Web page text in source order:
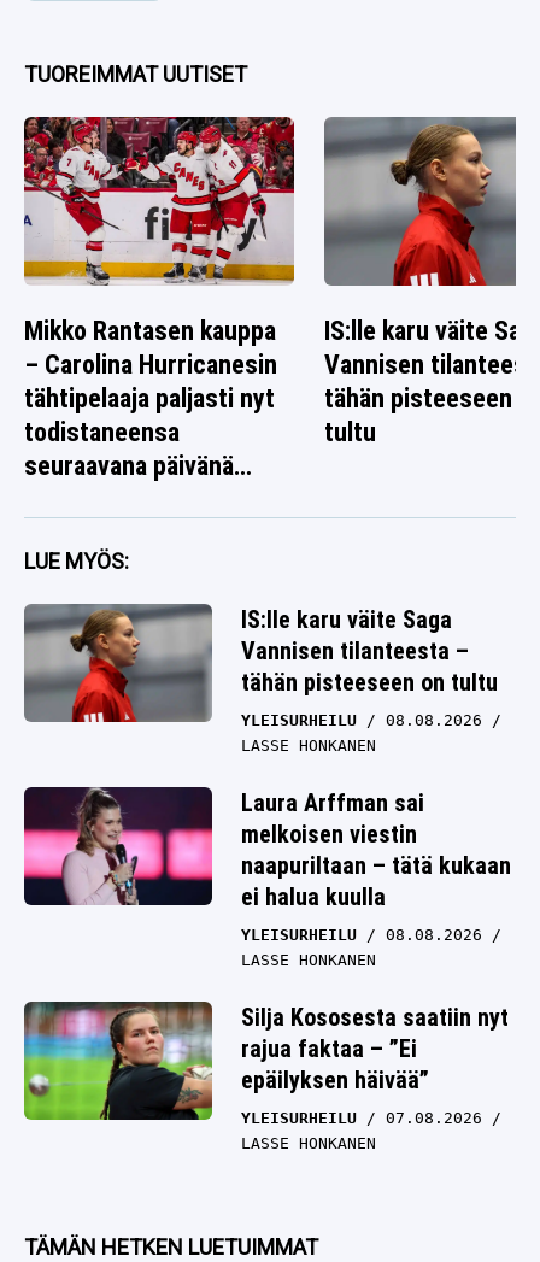
TUOREIMMAT UUTISET
Mikko Rantasen kauppa
– Carolina Hurricanesin
tähtipelaaja paljasti nyt
todistaneensa
seuraavana päivänä
IS:lle karu väite
Vannisen
tähän pisteeseen
tultu
LUE MYÖS:
IS:lle karu väite Saga
Vannisen tilanteesta –
tähän pisteeseen on tultu
YLEISURHEILU
08.08.2026
LASSE HONKANEN
Laura Arffman sai
melkoisen viestin
naapuriltaan – tätä kukaan
ei halua kuulla
YLEISURHEILU
08.08.2026
LASSE HONKANEN
Silja Kososesta saatiin nyt
rajua faktaa – ”Ei
epäilyksen häivää”
YLEISURHEILU
07.08.2026
LASSE HONKANEN
TÄMÄN HETKEN LUETUIMMAT